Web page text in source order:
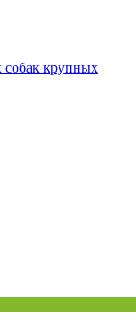
собак крупных